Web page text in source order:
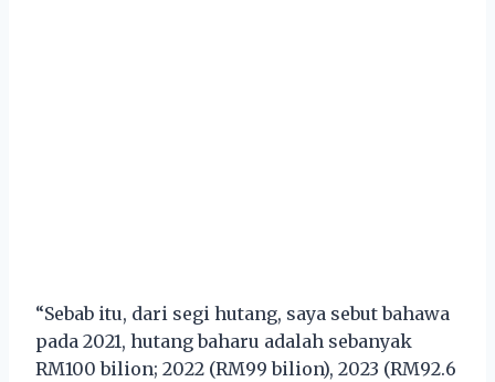
“Sebab itu, dari segi hutang, saya sebut bahawa
pada 2021, hutang baharu adalah sebanyak
RM100 bilion; 2022 (RM99 bilion), 2023 (RM92.6